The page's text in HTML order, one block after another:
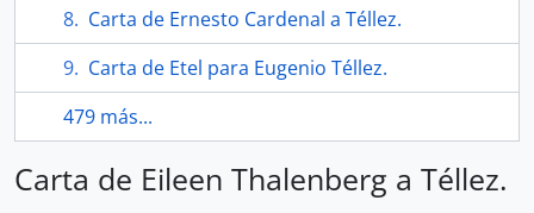
Carta de Ernesto Cardenal a Téllez.
Carta de Etel para Eugenio Téllez.
479 más...
Carta de Eileen Thalenberg a Téllez.